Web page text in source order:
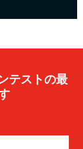
テストの最